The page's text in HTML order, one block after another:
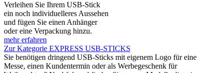
Verleihen Sie Ihrem USB-Stick
ein noch individuelleres Aussehen
und fügen Sie einen Anhänger
oder eine Verpackung hinzu.
mehr erfahren
Zur Kategorie EXPRESS USB-STICKS
Sie benötigen dringend USB-Sticks mit eigenem Logo für eine
Messe, einen Kundentermin oder als Werbegeschenk für